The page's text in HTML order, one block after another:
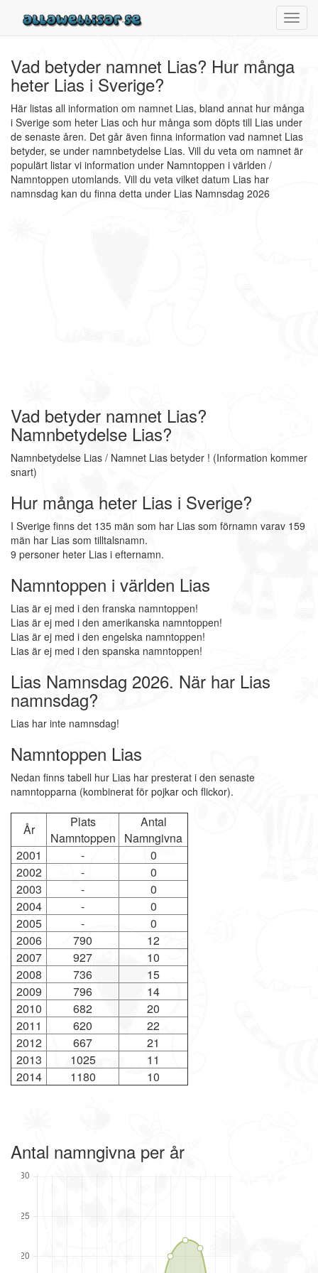
Vad betyder namnet Lias? Hur många
heter Lias i Sverige?
Här listas all information om namnet Lias, bland annat hur många
i Sverige som heter Lias och hur många som döpts till Lias under
de senaste åren. Det går även finna information vad namnet Lias
betyder, se under namnbetydelse Lias. Vill du veta om namnet är
populärt listar vi information under Namntoppen i världen /
Namntoppen utomlands. Vill du veta vilket datum Lias har
namnsdag kan du finna detta under Lias Namnsdag 2026
Vad betyder namnet Lias?
Namnbetydelse Lias?
Namnbetydelse Lias / Namnet Lias betyder ! (Information kommer
snart)
Hur många heter Lias i Sverige?
I Sverige finns det 135 män som har Lias som förnamn varav 159
män har Lias som tilltalsnamn.
9 personer heter Lias i efternamn.
Namntoppen i världen Lias
Lias är ej med i den franska namntoppen!
Lias är ej med i den amerikanska namntoppen!
Lias är ej med i den engelska namntoppen!
Lias är ej med i den spanska namntoppen!
Lias Namnsdag 2026. När har Lias
namnsdag?
Lias har inte namnsdag!
Namntoppen Lias
Nedan finns tabell hur Lias har presterat i den senaste
namntopparna (kombinerat för pojkar och flickor).
År
Plats
Namntoppen
Antal
Namngivna
2001
-
0
2002
-
0
2003
-
0
2004
-
0
2005
-
0
2006
790
12
2007
927
10
2008
736
15
2009
796
14
2010
682
20
2011
620
22
2012
667
21
2013
1025
11
2014
1180 10
Antal namngivna per år